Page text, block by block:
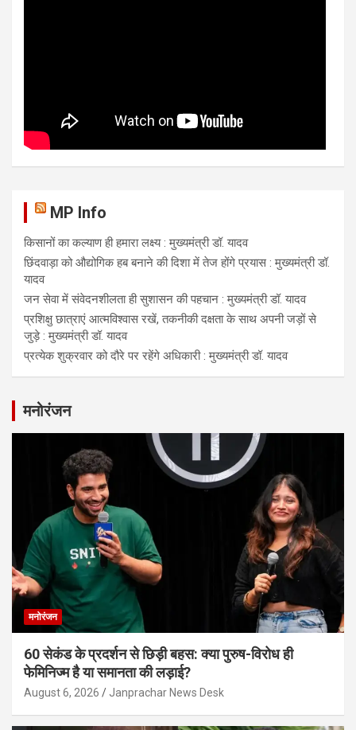
MP Info
किसानों का कल्याण ही हमारा लक्ष्य : मुख्यमंत्री डॉ. यादव
छिंदवाड़ा को औद्योगिक हब बनाने की दिशा में तेज होंगे प्रयास : मुख्यमंत्री डॉ.
यादव
जन सेवा में संवेदनशीलता ही सुशासन की पहचान : मुख्यमंत्री डॉ. यादव
प्रशिक्षु छात्राएं आत्मविश्वास रखें, तकनीकी दक्षता के साथ अपनी जड़ों से
जुड़े : मुख्यमंत्री डॉ. यादव
प्रत्येक शुक्रवार को दौरे पर रहेंगे अधिकारी : मुख्यमंत्री डॉ. यादव
मनोरंजन
मनोरंजन
60 सेकंड के प्रदर्शन से छिड़ी बहस: क्या पुरुष-विरोध ही
फेमिनिज्म है या समानता की लड़ाई?
August 6, 2026 Janprachar News Desk